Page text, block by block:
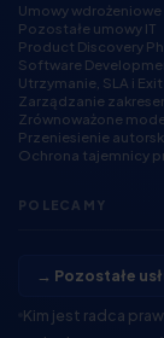
Umowy wdrożeniowe
Pozostałe umowy IT
Product Discovery
Software
Utrzymanie, SLA i
Zarządzanie
Zrównoważone
Przeniesienie
Ochrona tajemnicy
POLECAMY
→ Pozostałe
Kim jest radca